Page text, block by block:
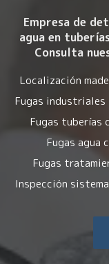
Empresa de
agua en
Consulta
Localización
Fugas industriales
Fugas tuberías
Fugas agua
Fugas
Inspección